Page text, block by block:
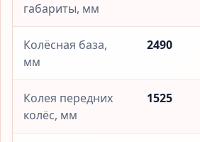
габариты, мм
Колёсная база,
мм
2490
Колея передних
колёс, мм
1525